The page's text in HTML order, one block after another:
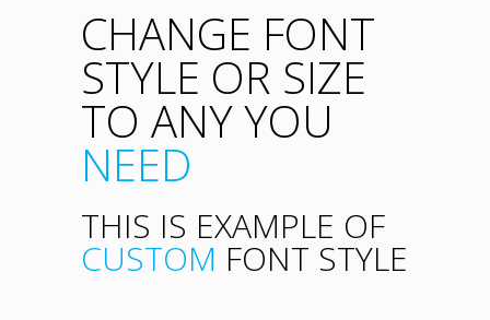
CHANGE FONT
STYLE OR SIZE
TO ANY YOU
NEED
THIS IS EXAMPLE OF
CUSTOM FONT STYLE